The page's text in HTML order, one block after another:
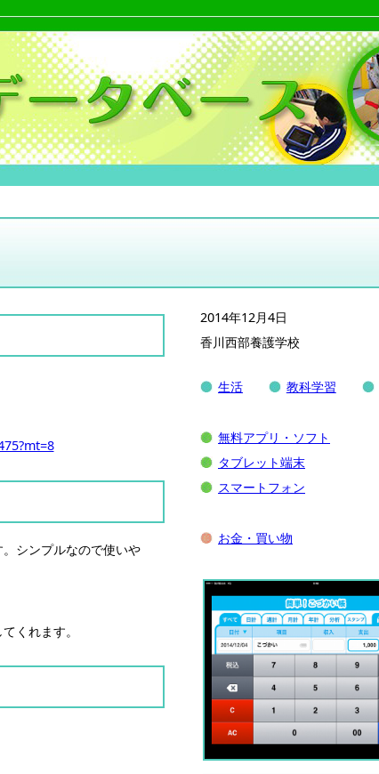
シンプルなので使いや
くれます。
2014年12月4日
香川西部養護学校
生活 教科学習
無料アプリ・ソフト
タブレット端末
スマートフォン
お金・買い物